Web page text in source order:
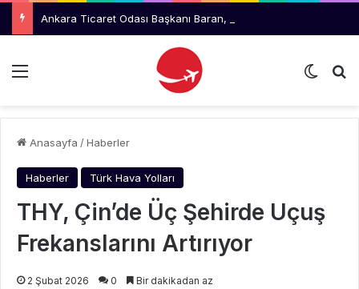
Menü Dış
Anasayfa /Haberler
Haberler Türk Hava Yolları
THY, Çin’de Üç Şehirde Uçuş
Frekanslarını Artırıyor
2 Şubat 2026 0 Bir dakikadan az